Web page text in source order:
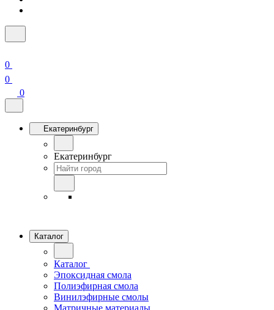
0
0
0
Екатеринбург
Екатеринбург
Каталог
Каталог
Эпоксидная смола
Полиэфирная смола
Винилэфирные смолы
Матричные материалы